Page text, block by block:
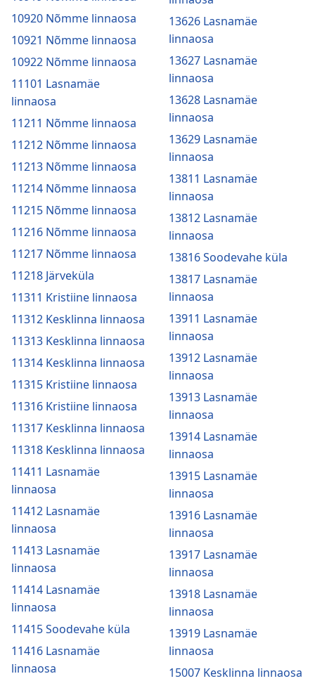
10920 Nõmme linnaosa
10921 Nõmme linnaosa
10922 Nõmme linnaosa
11101 Lasnamäe
linnaosa
11211 Nõmme linnaosa
11212 Nõmme linnaosa
11213 Nõmme linnaosa
11214 Nõmme linnaosa
11215 Nõmme linnaosa
11216 Nõmme linnaosa
11217 Nõmme linnaosa
11218 Järveküla
11311 Kristiine linnaosa
11312 Kesklinna linnaosa
11313 Kesklinna linnaosa
11314 Kesklinna linnaosa
11315 Kristiine linnaosa
11316 Kristiine linnaosa
11317 Kesklinna linnaosa
11318 Kesklinna linnaosa
11411 Lasnamäe
linnaosa
11412 Lasnamäe
linnaosa
11413 Lasnamäe
linnaosa
11414 Lasnamäe
linnaosa
11415 Soodevahe küla
11416 Lasnamäe
linnaosa
13626 Lasnamäe
linnaosa
13627 Lasnamäe
linnaosa
13628 Lasnamäe
linnaosa
13629 Lasnamäe
linnaosa
13811 Lasnamäe
linnaosa
13812 Lasnamäe
linnaosa
13816 Soodevahe küla
13817 Lasnamäe
linnaosa
13911 Lasnamäe
linnaosa
13912 Lasnamäe
linnaosa
13913 Lasnamäe
linnaosa
13914 Lasnamäe
linnaosa
13915 Lasnamäe
linnaosa
13916 Lasnamäe
linnaosa
13917 Lasnamäe
linnaosa
13918 Lasnamäe
linnaosa
13919 Lasnamäe
linnaosa
15007 Kesklinna linnaosa